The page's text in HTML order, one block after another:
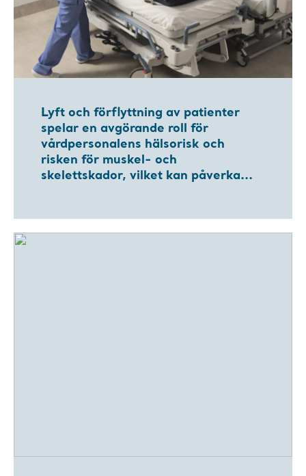
Lyft och förflyttning av patienter
spelar en avgörande roll för
vårdpersonalens hälsorisk och
risken för muskel- och
skelettskador, vilket kan påverka...